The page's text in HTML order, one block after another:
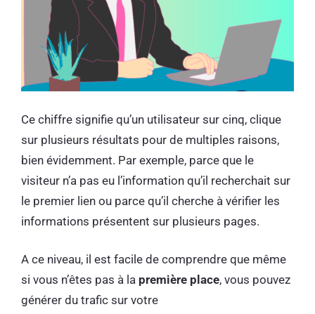
Ce chiffre signifie qu’un utilisateur sur cinq, clique
sur plusieurs résultats pour de multiples raisons,
bien évidemment. Par exemple, parce que le
visiteur n’a pas eu l’information qu’il recherchait sur
le premier lien ou parce qu’il cherche à vérifier les
informations présentent sur plusieurs pages.
A ce niveau, il est facile de comprendre que même
si vous n’êtes pas à la première place, vous pouvez
générer du trafic sur votre